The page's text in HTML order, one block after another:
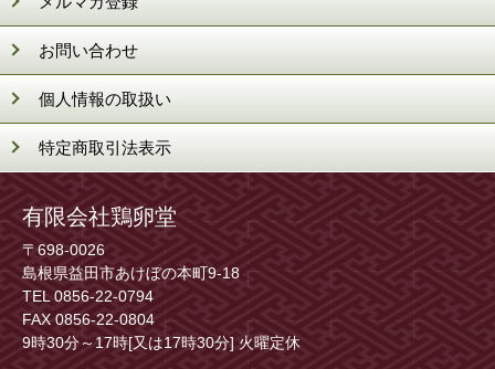
お問い合わせ
個人情報の取扱い
特定商取引法表示
有限会社鶏卵堂
〒698-0026
島根県益田市あけぼの本町9-18
TEL 0856-22-0794
FAX 0856-22-0804
9時30分～17時[又は17時30分] 火曜定休